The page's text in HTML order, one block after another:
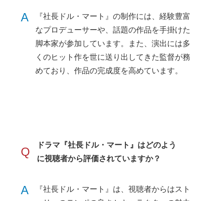
A
『社長ドル・マート』の制作には、経験豊富
なプロデューサーや、話題の作品を手掛けた
脚本家が参加しています。また、演出には多
くのヒット作を世に送り出してきた監督が務
めており、作品の完成度を高めています。
Q
ドラマ『社長ドル・マート』はどのよう
に視聴者から評価されていますか？
A
『社長ドル・マート』は、視聴者からはスト